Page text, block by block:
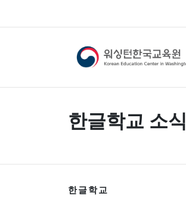
한글학교 소식
한글학교